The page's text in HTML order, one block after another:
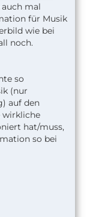
mal
für Musik
wie bei
noch.
so
(nur
auf den
wirkliche
hat/muss,
so bei